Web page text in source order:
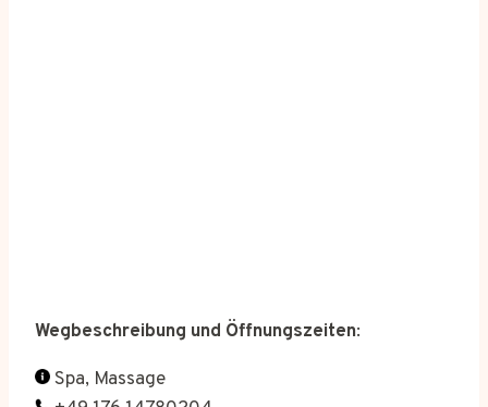
Wegbeschreibung und Öffnungszeiten:
Spa, Massage